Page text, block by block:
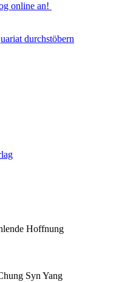
online an!
durchstöbern
Hoffnung
Syn Yang